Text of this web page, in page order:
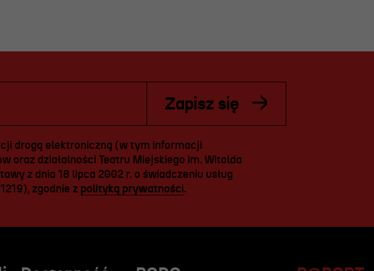
Zapisz się
drogą elektroniczną (w tym informacji
oraz działalności Teatru Miejskiego im. Witolda
z dnia 18 lipca 2002 r. o świadczeniu usług
zgodnie z polityką prywatności.